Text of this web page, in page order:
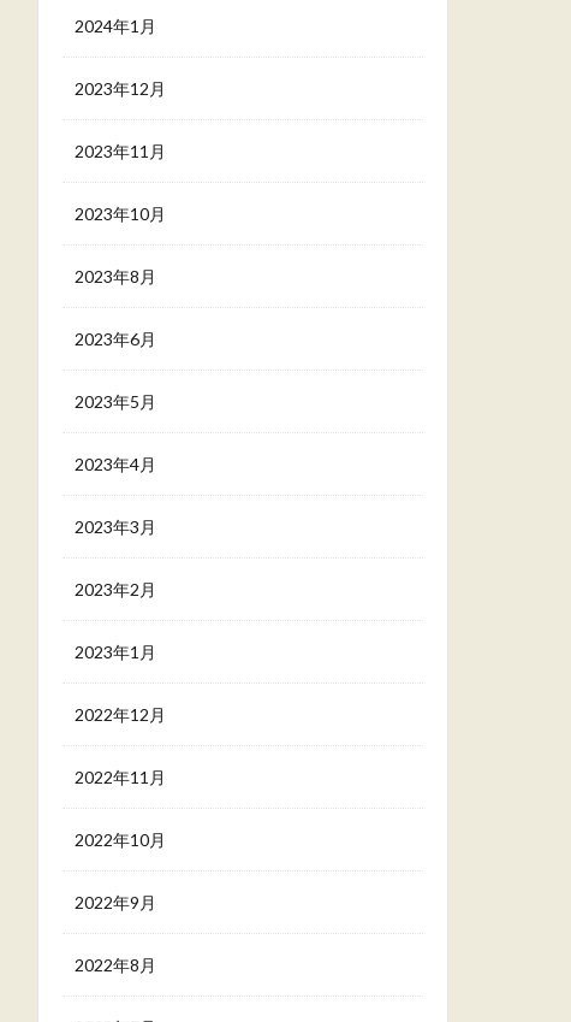
2024年1月
2023年12月
2023年11月
2023年10月
2023年8月
2023年6月
2023年5月
2023年4月
2023年3月
2023年2月
2023年1月
2022年12月
2022年11月
2022年10月
2022年9月
2022年8月